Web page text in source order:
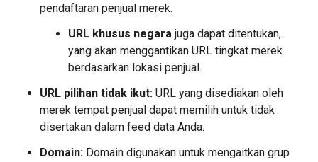
pendaftaran penjual merek.
URL khusus negara juga dapat ditentukan,
yang akan menggantikan URL tingkat merek
berdasarkan lokasi penjual.
URL pilihan tidak ikut: URL yang disediakan oleh
merek tempat penjual dapat memilih untuk tidak
disertakan dalam feed data Anda.
Domain: Domain digunakan untuk mengaitkan grup